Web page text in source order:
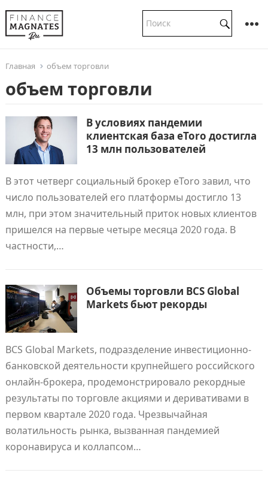
Главная объем торговли
объем торговли
В условиях пандемии
клиентская база eToro достигла
13 млн пользователей
В этот четверг социальный брокер eToro завил, что
число пользователей его платформы достигло 13
млн, при этом значительный приток новых клиентов
пришелся на первые четыре месяца 2020 года. В
частности,…
Объемы торговли BCS Global
Markets бьют рекорды
BCS Global Markets, подразделение инвестиционно-
банковской деятельности крупнейшего российского
онлайн-брокера, продемонстрировало рекордные
результаты по торговле акциями и деривативами в
первом квартале 2020 года. Чрезвычайная
волатильность рынка, вызванная пандемией
коронавируса и коллапсом…